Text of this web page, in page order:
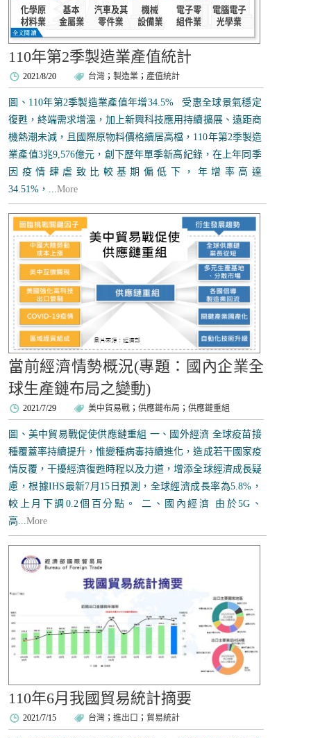
110年第2季製造業產值統計
2021/8/20 台灣 ；製造業 ； 產值統計
圖、110年第2季製造業產值年增34.5% 受惠全球景氣穩定
復甦，終端需求增溫，加上新興科技應用持續擴展、遠距商
機熱潮未減，且國際原物料價格續居高檔，110年第2季製造
業產值3兆9,576億元，創下歷年單季新高紀錄，在上年同季
因疫情肆虐致比較基期偏低下，年增率高達
34.51%，...More
當前經濟情勢概況(專題：國內企業全
球生產鏈布局之變動)
2021/7/29 美中貿易戰 ；供應鏈布局 ；供應鏈重組
圖、美中貿易戰促使供應鏈重組 一、國外經濟 全球疫苗接
種覆蓋率持續提升，惟變種病毒持續進化，造成若干國家疫
情反覆，干擾經濟復甦時程以及力道，增添全球經濟成長疑
慮，根據IHS最新7月15日預測，全球經濟成長率為5.8%，
較上月下調0.2個百分點。 二、國內經濟 由於5G、
高...More
110年6月我國貿易統計摘要
2021/7/15 台灣 ；進出口 ； 貿易統計